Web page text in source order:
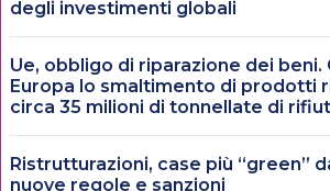
degli investimenti globali
Ue, obbligo di riparazione dei beni.
Europa lo smaltimento di prodotti
circa 35 milioni di tonnellate di
Ristrutturazioni, case più “green”
nuove regole e sanzioni